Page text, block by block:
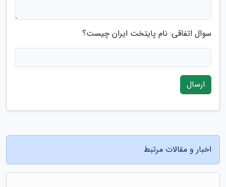
سوال اتفاقی: نام پایتخت ایران چیست؟
ارسال
اخبار و مقالات مرتبط